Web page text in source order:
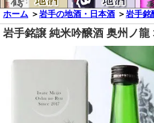
ホーム ＞岩手の地酒・日本酒 ＞岩手銘
岩手銘譲 純米吟醸酒 奥州ノ龍